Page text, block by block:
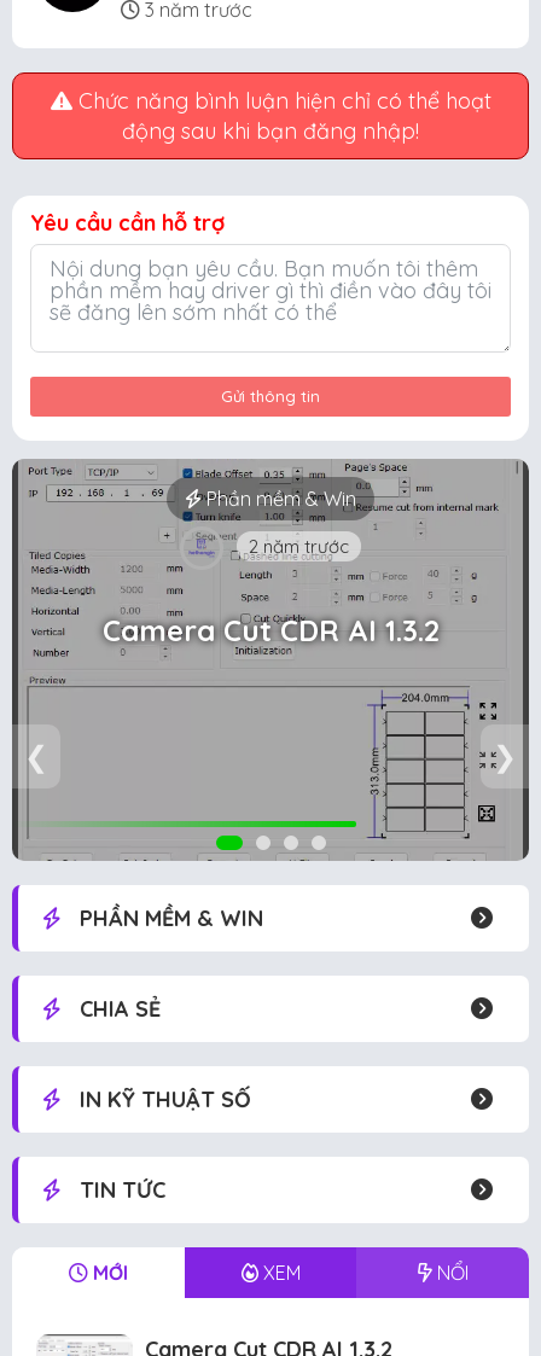
3 năm trước
Chức năng bình luận hiện chỉ có thể hoạt
động sau khi bạn đăng nhập!
Yêu cầu cần hỗ trợ
Gửi thông tin
Phần mềm & Win
2 năm trước
Camera Cut CDR AI 1.3.2
❮ ❯
PHẦN MỀM & WIN
CHIA SẺ
IN KỸ THUẬT SỐ
TIN TỨC
MỚI XEM NỔI
Camera Cut CDR AI 1.3.2